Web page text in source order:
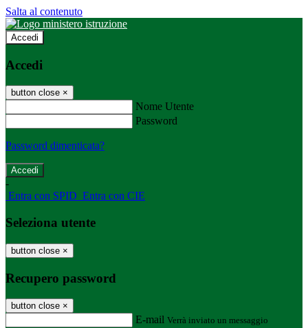
Salta al contenuto
Accedi
Accedi
button close ×
Nome Utente
Password
Password dimenticata?
-
Entra con SPID Entra con CIE
Seleziona utente
button close ×
Recupero password
button close ×
E-mail Verrà inviato un messaggio